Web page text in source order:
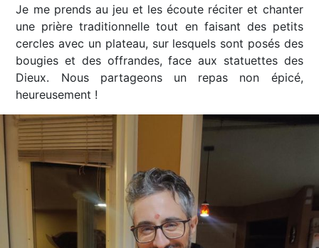
Je me prends au jeu et les écoute réciter et chanter
une prière traditionnelle tout en faisant des petits
cercles avec un plateau, sur lesquels sont posés des
bougies et des offrandes, face aux statuettes des
Dieux. Nous partageons un repas non épicé,
heureusement !